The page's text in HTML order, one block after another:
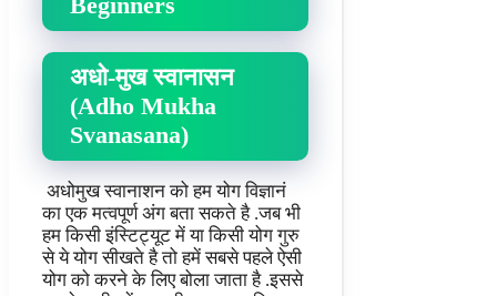
अधो-मुख स्वानासन
(Adho Mukha
Svanasana)
अधोमुख स्वानाशन को हम योग विज्ञानं
का एक मत्वपूर्ण अंग बता सकते है .जब भी
हम किसी इंस्टिट्यूट में या किसी योग गुरु
से ये योग सीखते है तो हमें सबसे पहले ऐसी
योग को करने के लिए बोला जाता है .इससे